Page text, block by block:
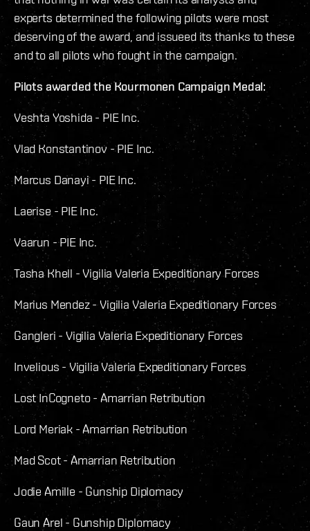
experts determined the following pilots were most
deserving of the award, and issueed its thanks to these
and to all pilots who fought in the campaign.
Pilots awarded the Kourmonen Campaign Medal:
Veshta Yoshida - PIE Inc.
Vlad Konstantinov - PIE Inc.
Marcus Danayi - PIE Inc.
Laerise - PIE Inc.
Vaarun - PIE Inc.
Tasha Khell - Vigilia Valeria Expeditionary Forces
Marius Mendez - Vigilia Valeria Expeditionary Forces
Gangleri - Vigilia Valeria Expeditionary Forces
Invelious - Vigilia Valeria Expeditionary Forces
Lost InCogneto - Amarrian Retribution
Lord Meriak - Amarrian Retribution
Mad Scot - Amarrian Retribution
Jodie Amille - Gunship Diplomacy
Gaun Arel - Gunship Diplomacy